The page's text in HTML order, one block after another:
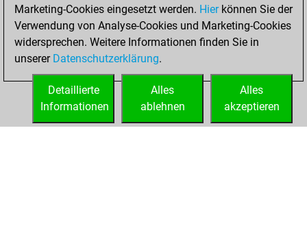
Samstag, Mai 7,
2022
You created
your Fritz account
Marketing-Cookies eingesetzt werden. Hierkönnen Sie der
Verwendung von Analyse-Cookies und Marketing-Cookies
widersprechen. Weitere Informationen finden Sie in
unserer Datenschutzerklärung.
Alles
akzeptieren
Alles
ablehnen
Detaillierte
Informationen